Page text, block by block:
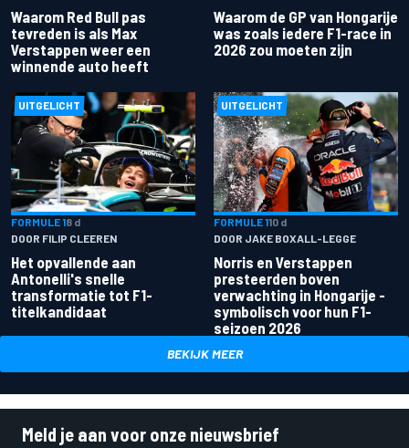
Waarom Red Bull pas
tevreden is als Max
Verstappen weer een
winnende auto heeft
Waarom de GP van Hongarije
was zoals iedere F1-race in
2026 zou moeten zijn
UITGELICHT
FORMULE 18 d
DOOR FILIP CLEEREN
Het opvallende aan
Antonelli's snelle
transformatie tot F1-
titelkandidaat
UITGELICHT
FORMULE 110 d
DOOR JAKE BOXALL-LEGGE
Norris en Verstappen
presteerden boven
verwachting in Hongarije -
symbolisch voor hun F1-
seizoen 2026
BEKIJK MEER
Meld je aan voor onze nieuwsbrief